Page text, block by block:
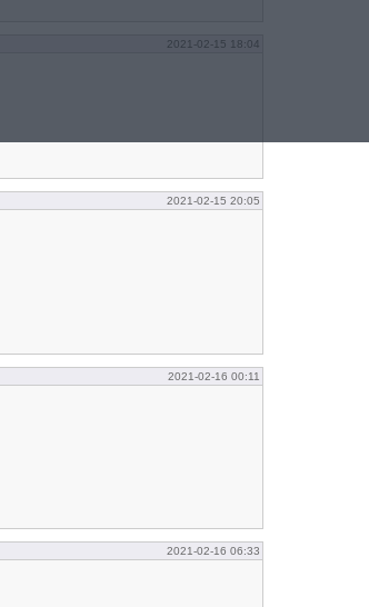
2021-02-15 18:04
2021-02-15 20:05
2021-02-16 00:11
2021-02-16 06:33